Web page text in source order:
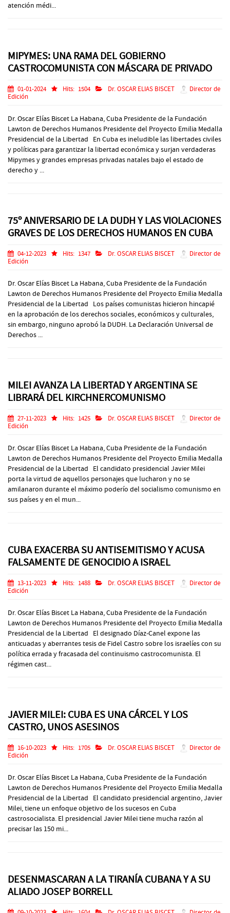
atención médi...
MIPYMES: UNA RAMA DEL GOBIERNO
CASTROCOMUNISTA CON MÁSCARA DE PRIVADO
01-01-2024 Hits: 1504 Dr. OSCAR ELIAS BISCET
Director de
Edición
Dr. Oscar Elías Biscet La Habana, Cuba Presidente de la Fundación
Lawton de Derechos Humanos Presidente del Proyecto Emilia Medalla
Presidencial de la Libertad En Cuba es ineludible las libertades civiles
y políticas para garantizar la libertad económica y surjan verdaderas
Mipymes y grandes empresas privadas natales bajo el estado de
derecho y ...
75º ANIVERSARIO DE LA DUDH Y LAS VIOLACIONES
GRAVES DE LOS DERECHOS HUMANOS EN CUBA
04-12-2023 Hits: 1347 Dr. OSCAR ELIAS BISCET
Director de
Edición
Dr. Oscar Elías Biscet La Habana, Cuba Presidente de la Fundación
Lawton de Derechos Humanos Presidente del Proyecto Emilia Medalla
Presidencial de la Libertad Los países comunistas hicieron hincapié
en la aprobación de los derechos sociales, económicos y culturales,
sin embargo, ninguno aprobó la DUDH. La Declaración Universal de
Derechos ...
MILEI AVANZA LA LIBERTAD Y ARGENTINA SE
LIBRARÁ DEL KIRCHNERCOMUNISMO
27-11-2023 Hits: 1425 Dr. OSCAR ELIAS BISCET
Director de
Edición
Dr. Oscar Elías Biscet La Habana, Cuba Presidente de la Fundación
Lawton de Derechos Humanos Presidente del Proyecto Emilia Medalla
Presidencial de la Libertad El candidato presidencial Javier Milei
porta la virtud de aquellos personajes que lucharon y no se
amilanaron durante el máximo poderío del socialismo comunismo en
sus países y en el mun...
CUBA EXACERBA SU ANTISEMITISMO Y ACUSA
FALSAMENTE DE GENOCIDIO A ISRAEL
13-11-2023 Hits: 1488 Dr. OSCAR ELIAS BISCET
Director de
Edición
Dr. Oscar Elías Biscet La Habana, Cuba Presidente de la Fundación
Lawton de Derechos Humanos Presidente del Proyecto Emilia Medalla
Presidencial de la Libertad El designado Díaz-Canel expone las
anticuadas y aberrantes tesis de Fidel Castro sobre los israelíes con su
política errada y fracasada del continuismo castrocomunista. El
régimen cast...
JAVIER MILEI: CUBA ES UNA CÁRCEL Y LOS
CASTRO, UNOS ASESINOS
16-10-2023 Hits: 1705 Dr. OSCAR ELIAS BISCET
Director de
Edición
Dr. Oscar Elías Biscet La Habana, Cuba Presidente de la Fundación
Lawton de Derechos Humanos Presidente del Proyecto Emilia Medalla
Presidencial de la Libertad El candidato presidencial argentino, Javier
Milei, tiene un enfoque objetivo de los sucesos en Cuba
castrosocialista. El presidencial Javier Milei tiene mucha razón al
precisar las 150 mi...
DESENMASCARAN A LA TIRANÍA CUBANA Y A SU
ALIADO JOSEP BORRELL